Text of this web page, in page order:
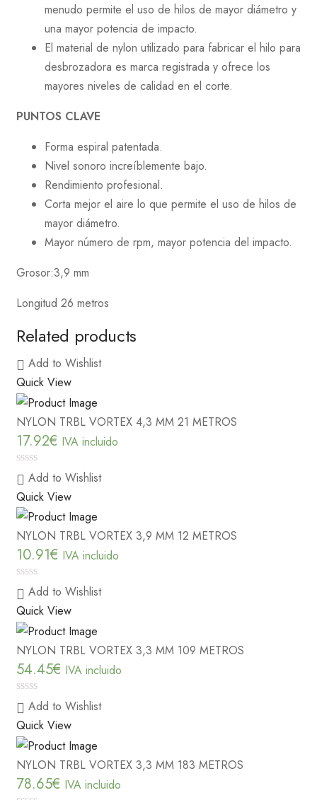
menudo permite el uso de hilos de mayor diámetro y
una mayor potencia de impacto.
El material de nylon utilizado para fabricar el hilo para
desbrozadora es marca registrada y ofrece los
mayores niveles de calidad en el corte.
PUNTOS CLAVE
Forma espiral patentada.
Nivel sonoro increíblemente bajo.
Rendimiento profesional.
Corta mejor el aire lo que permite el uso de hilos de
mayor diámetro.
Mayor número de rpm, mayor potencia del impacto.
Grosor:3,9 mm
Longitud 26 metros
Related products
Add to Wishlist
Quick View
NYLON TRBL VORTEX 4,3 MM 21 METROS
17.92€ IVA incluido
0
out
of
5
Add to Wishlist
Quick View
NYLON TRBL VORTEX 3,9 MM 12 METROS
10.91€ IVA incluido
0
out
of
5
Add to Wishlist
Quick View
NYLON TRBL VORTEX 3,3 MM 109 METROS
54.45€ IVA incluido
0
out
of
5
Add to Wishlist
Quick View
NYLON TRBL VORTEX 3,3 MM 183 METROS
78.65€ IVA incluido